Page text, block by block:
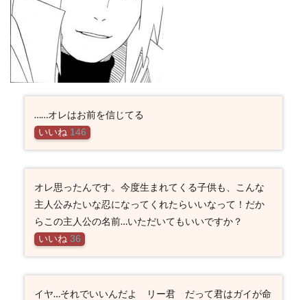
……オレはお前を信じてる
いいね 146
オレ思ったんです。今度生まれてくる子供も、こんな
主人公みたいな忍になってくれたらいいなって！だか
らこの主人公の名前…いただいてもいいですか？
いいね 36
イヤ…それでいいんだよ リー君 だって君はガイが命